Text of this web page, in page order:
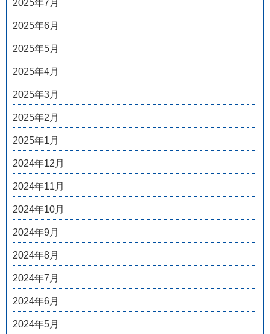
2025年7月
2025年6月
2025年5月
2025年4月
2025年3月
2025年2月
2025年1月
2024年12月
2024年11月
2024年10月
2024年9月
2024年8月
2024年7月
2024年6月
2024年5月